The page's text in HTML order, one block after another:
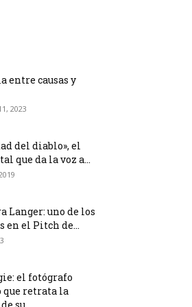
entre causas y
2023
del diablo», el
que da la voz a...
Langer: uno de los
en el Pitch de...
el fotógrafo
retrata la